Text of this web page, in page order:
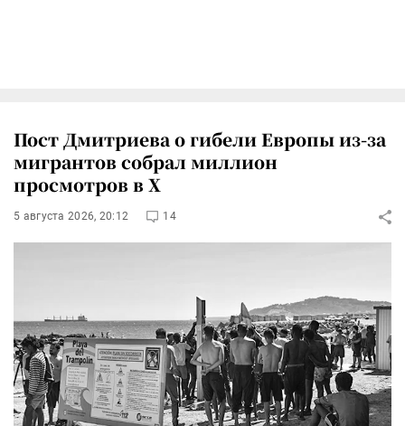
Пост Дмитриева о гибели Европы из-за
мигрантов собрал миллион
просмотров в X
5 августа 2026, 20:12 14